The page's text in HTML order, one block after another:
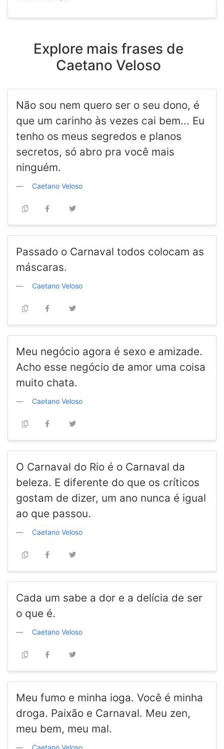
Explore mais frases de
Caetano Veloso
Não sou nem quero ser o seu dono, é
que um carinho às vezes cai bem... Eu
tenho os meus segredos e planos
secretos, só abro pra você mais
ninguém.
Caetano Veloso
Passado o Carnaval todos colocam as
máscaras.
Caetano Veloso
Meu negócio agora é sexo e amizade.
Acho esse negócio de amor uma coisa
muito chata.
Caetano Veloso
O Carnaval do Rio é o Carnaval da
beleza. E diferente do que os críticos
gostam de dizer, um ano nunca é igual
ao que passou.
Caetano Veloso
Cada um sabe a dor e a delícia de ser
o que é.
Caetano Veloso
Meu fumo e minha ioga. Você é minha
droga. Paixão e Carnaval. Meu zen,
meu bem, meu mal.